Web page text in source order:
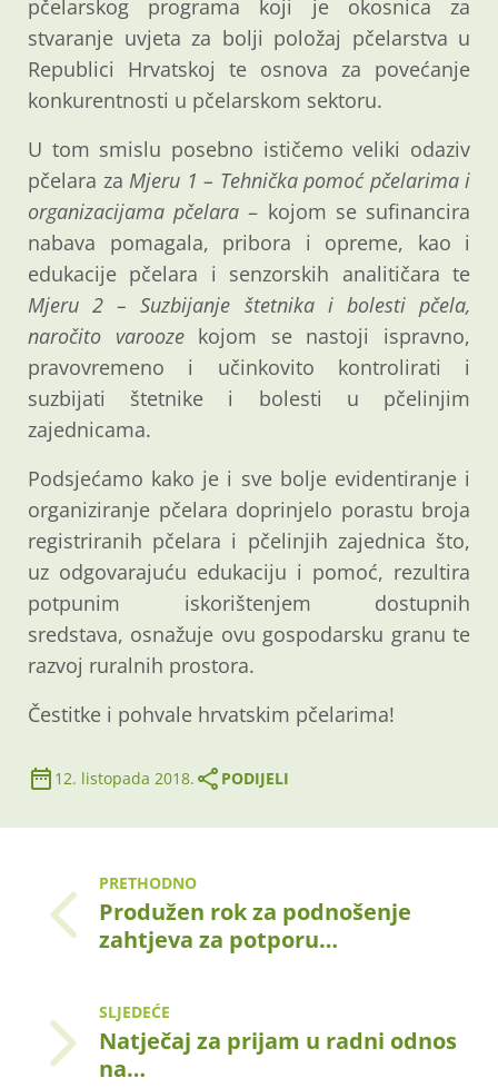
pčelarskog programa koji je okosnica za
stvaranje uvjeta za bolji položaj pčelarstva u
Republici Hrvatskoj te osnova za povećanje
konkurentnosti u pčelarskom sektoru.
U tom smislu posebno ističemo veliki odaziv
pčelara za Mjeru 1 – Tehnička pomoć pčelarima i
organizacijama pčelara – kojom se sufinancira
nabava pomagala, pribora i opreme, kao i
edukacije pčelara i senzorskih analitičara te
Mjeru 2 – Suzbijanje štetnika i bolesti pčela,
naročito varoozekojom se nastoji ispravno,
pravovremeno i učinkovito kontrolirati i
suzbijati štetnike i bolesti u pčelinjim
zajednicama.
Podsjećamo kako je i sve bolje evidentiranje i
organiziranje pčelara doprinjelo porastu broja
registriranih pčelara i pčelinjih zajednica što,
uz odgovarajuću edukaciju i pomoć, rezultira
potpunim iskorištenjem dostupnih
sredstava, osnažuje ovu gospodarsku granu te
razvoj ruralnih prostora.
Čestitke i pohvale hrvatskim pčelarima!
12. listopada 2018. PODIJELI
PRETHODNO
Produžen rok za podnošenje
zahtjeva za potporu…
SLJEDEĆE
Natječaj za prijam u radni odnos
na…